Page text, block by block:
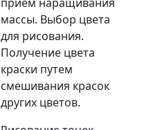
массы. Выбор цвета
для рисования.
Получение цвета
краски путем
смешивания красок
других цветов.